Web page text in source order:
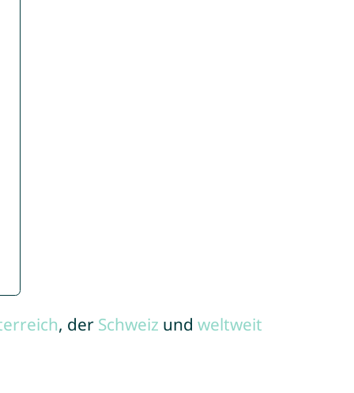
, der Schweiz und weltweit